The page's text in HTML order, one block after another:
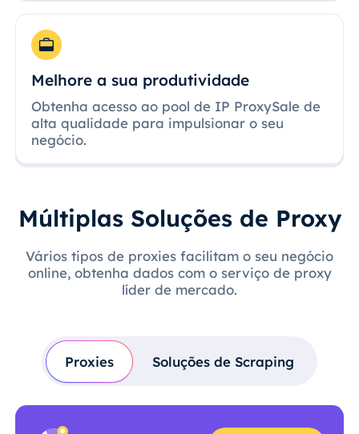
Melhore a sua produtividade
Obtenha acesso ao pool de IP ProxySale de
alta qualidade para impulsionar o seu
negócio.
Múltiplas Soluções de Proxy
Vários tipos de proxies facilitam o seu negócio
online, obtenha dados com o serviço de proxy
líder de mercado.
Proxies Soluções de Scraping